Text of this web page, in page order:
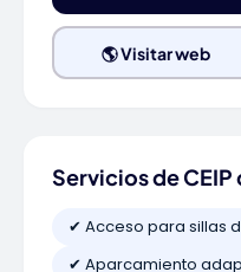
🌎 Visitar web
Servicios de CEIP
✔ Acceso para sillas
✔ Aparcamiento